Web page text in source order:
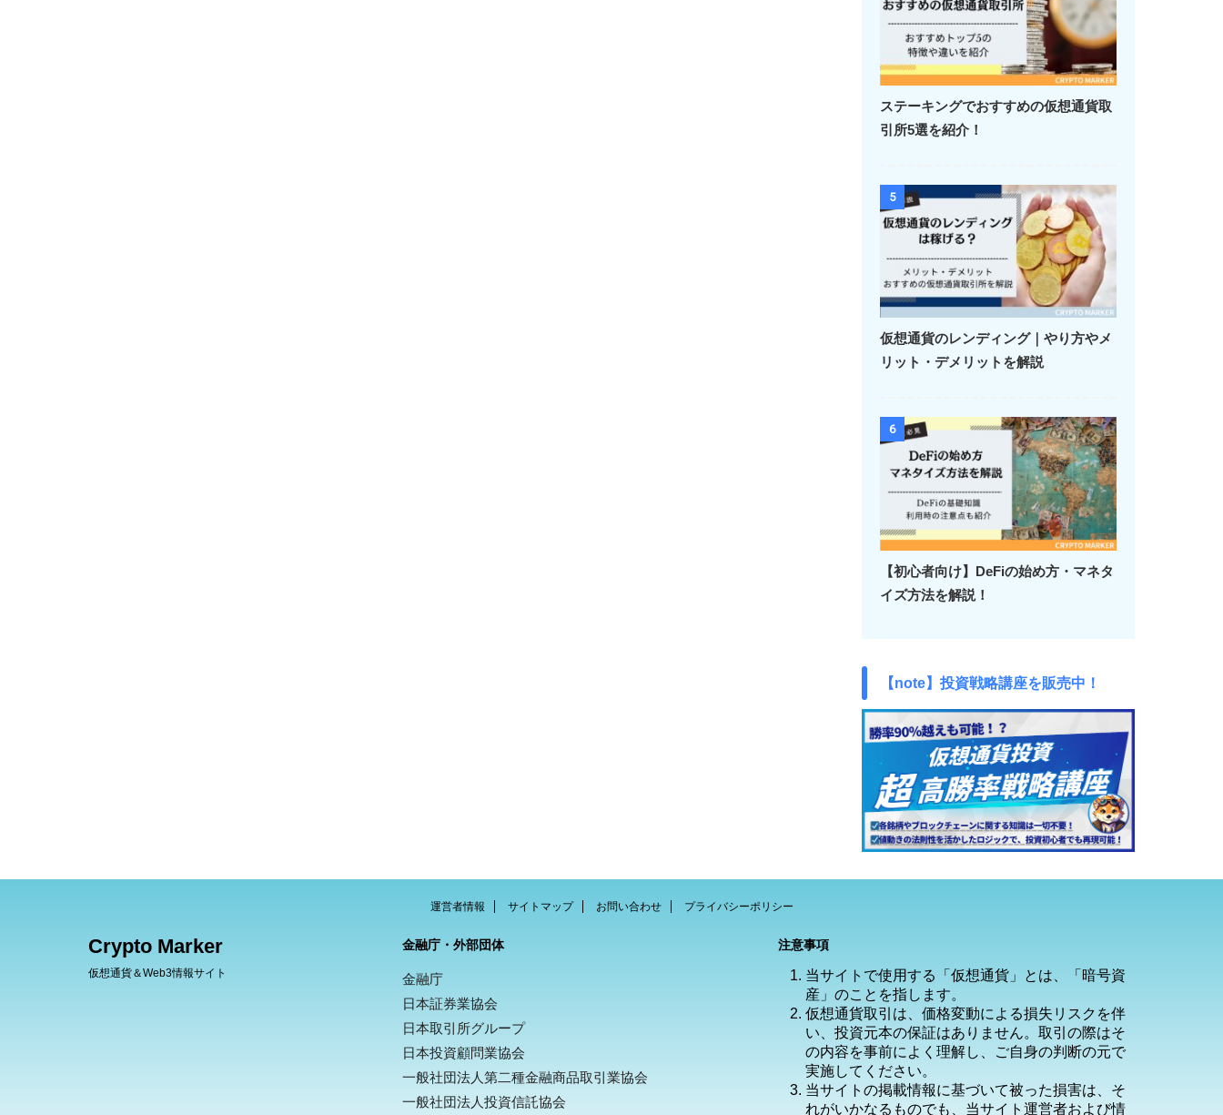
ステーキングでおすすめの仮想通貨取
引所5選を紹介！
5
仮想通貨のレンディング｜やり方やメ
リット・デメリットを解説
6
【初心者向け】DeFiの始め方・マネタ
イズ方法を解説！
【note】投資戦略講座を販売中！
運営者情報 サイトマップ お問い合わせ プライバシーポリシー
金融庁・外部団体
金融庁
日本証券業協会
日本取引所グループ
日本投資顧問業協会
一般社団法人第二種金融商品取引業協会
一般社団法人投資信託協会
注意事項
当サイトで使用する「仮想通貨」とは、「暗号資
産」のことを指します。
仮想通貨取引は、価格変動による損失リスクを伴
い、投資元本の保証はありません。取引の際はそ
の内容を事前によく理解し、ご自身の判断の元で
実施してください。
当サイトの掲載情報に基づいて被った損害は、そ
れがいかなるものでも、当サイト運営者および情
Crypto Marker
仮想通貨＆Web3情報サイト